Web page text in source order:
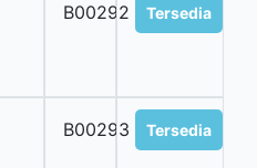
B00292 Tersedia
B00293 Tersedia